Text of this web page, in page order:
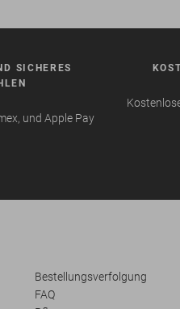
SICHERES
und Apple Pay
Bestellungsverfolgung
FAQ